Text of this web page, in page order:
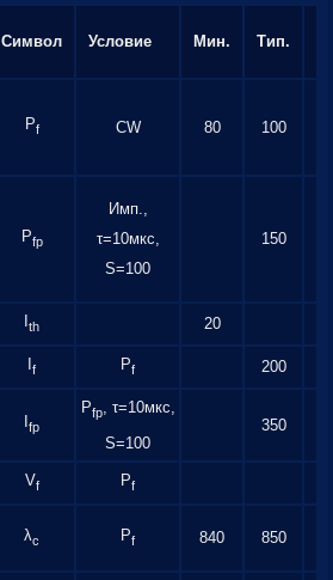
Символ Условие Мин. Тип.
Pf CW 80 100
Pfp
Имп.,
τ=10мкс,
S=100
150
Ith 20
If Pf 200
Ifp
Pfp, τ=10мкс,
S=100
350
Vf Pf
λc Pf 840 850